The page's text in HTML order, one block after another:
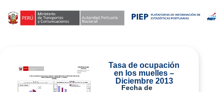
Tasa de ocupación
en los muelles –
Diciembre 2013
Fecha de